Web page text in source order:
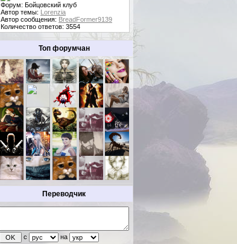
Форум: Бойцовский клуб
Автор темы: Lorenzia
Автор сообщения: BreadFormer9139
Количество ответов: 3554
Топ форумчан
Переводчик
с на